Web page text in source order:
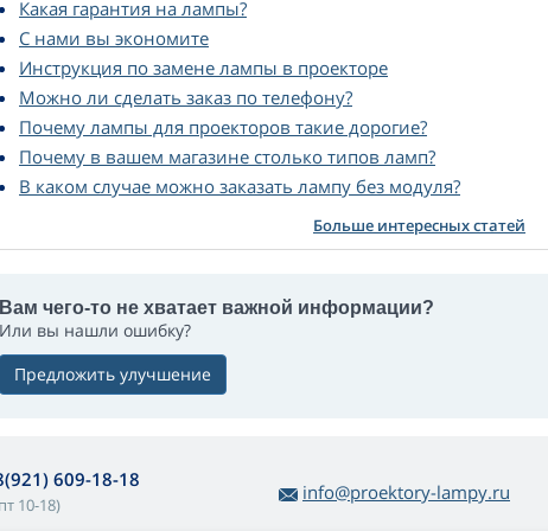
Какая гарантия на лампы?
С нами вы экономите
Инструкция по замене лампы в проекторе
Можно ли сделать заказ по телефону?
Почему лампы для проекторов такие дорогие?
Почему в вашем магазине столько типов ламп?
В каком случае можно заказать лампу без модуля?
Больше интересных статей
Вам чего-то не хватает важной информации?
Или вы нашли ошибку?
Предложить улучшение
609-18-18
10-18)
info@proektory-lampy.ru